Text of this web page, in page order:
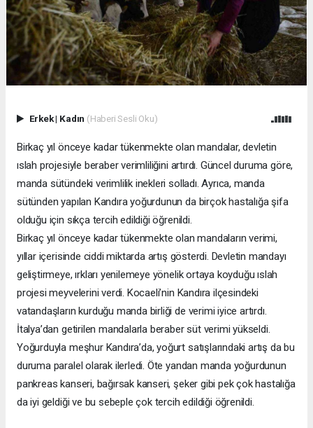
Erkek| Kadın (Haberi Sesli Oku)
Birkaç yıl önceye kadar tükenmekte olan mandalar, devletin
ıslah projesiyle beraber verimliliğini artırdı. Güncel duruma göre,
manda sütündeki verimlilik inekleri solladı. Ayrıca, manda
sütünden yapılan Kandıra yoğurdunun da birçok hastalığa şifa
olduğu için sıkça tercih edildiği öğrenildi.
Birkaç yıl önceye kadar tükenmekte olan mandaların verimi,
yıllar içerisinde ciddi miktarda artış gösterdi. Devletin mandayı
geliştirmeye, ırkları yenilemeye yönelik ortaya koyduğu ıslah
projesi meyvelerini verdi. Kocaeli’nin Kandıra ilçesindeki
vatandaşların kurduğu manda birliği de verimi iyice artırdı.
İtalya’dan getirilen mandalarla beraber süt verimi yükseldi.
Yoğurduyla meşhur Kandıra’da, yoğurt satışlarındaki artış da bu
duruma paralel olarak ilerledi. Öte yandan manda yoğurdunun
pankreas kanseri, bağırsak kanseri, şeker gibi pek çok hastalığa
da iyi geldiği ve bu sebeple çok tercih edildiği öğrenildi.